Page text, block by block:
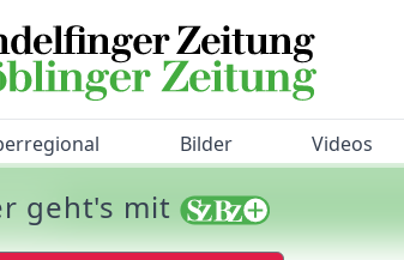
Bilder Videos
geht's mit